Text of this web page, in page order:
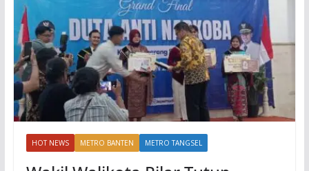
HOT NEWS METRO BANTEN METRO TANGSEL